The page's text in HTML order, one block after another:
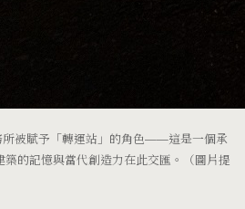
所被賦予「轉運站」的角色——這是一個承
的記憶與當代創造力在此交匯。（圖片提